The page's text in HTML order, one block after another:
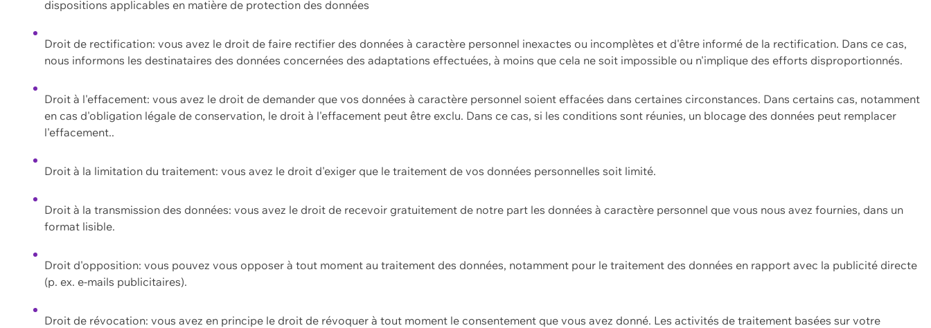
dispositions applicables en matière de protection des données
Droit de rectification: vous avez le droit de faire rectifier des données à caractère personnel inexactes ou incomplètes et d'être informé de la rectification. Dans ce cas,
nous informons les destinataires des données concernées des adaptations effectuées, à moins que cela ne soit impossible ou n'implique des efforts disproportionnés.
Droit à l'effacement: vous avez le droit de demander que vos données à caractère personnel soient effacées dans certaines circonstances. Dans certains cas, notamment
en cas d'obligation légale de conservation, le droit à l'effacement peut être exclu. Dans ce cas, si les conditions sont réunies, un blocage des données peut remplacer
l'effacement..
Droit à la limitation du traitement: vous avez le droit d'exiger que le traitement de vos données personnelles soit limité.
Droit à la transmission des données: vous avez le droit de recevoir gratuitement de notre part les données à caractère personnel que vous nous avez fournies, dans un
format lisible.
Droit d'opposition: vous pouvez vous opposer à tout moment au traitement des données, notamment pour le traitement des données en rapport avec la publicité directe
(p. ex. e-mails publicitaires).
Droit de révocation: vous avez en principe le droit de révoquer à tout moment le consentement que vous avez donné. Les activités de traitement basées sur votre